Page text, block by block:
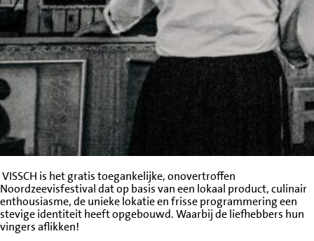
VISSCH is het gratis toegankelijke, onovertroffen
Noordzeevisfestival dat op basis van een lokaal product, culinair
enthousiasme, de unieke lokatie en frisse programmering een
stevige identiteit heeft opgebouwd. Waarbij de liefhebbers hun
vingers aflikken!